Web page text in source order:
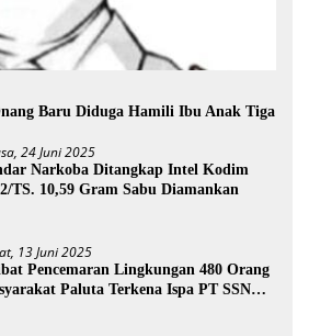
Baru Diduga Hamili Ibu Anak Tiga
24 Juni 2025
Narkoba Ditangkap Intel Kodim
TS. 10,59 Gram Sabu Diamankan
13 Juni 2025
Pencemaran Lingkungan 480 Orang
Paluta Terkena Ispa PT SSN